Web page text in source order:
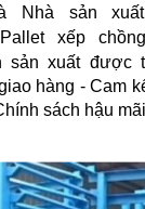
Nhà sản
xếp chồng
sản xuất được
hàng - Cam
sách hậu